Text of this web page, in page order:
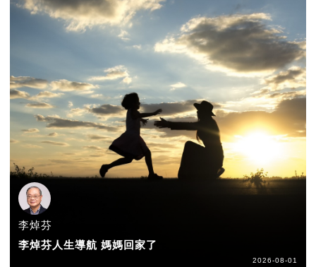
李焯芬
李焯芬人生導航 媽媽回家了
2026-08-01